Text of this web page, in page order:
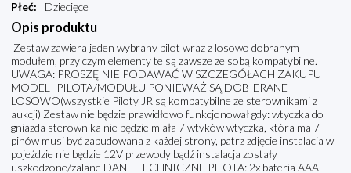
Płeć: Dziecięce
Opis produktu
Zestaw zawiera jeden wybrany pilot wraz z losowo dobranym
modułem, przy czym elementy te są zawsze ze sobą kompatybilne.
UWAGA: PROSZĘ NIE PODAWAĆ W SZCZEGÓŁACH ZAKUPU
MODELI PILOTA/MODUŁU PONIEWAŻ SĄ DOBIERANE
LOSOWO(wszystkie Piloty JR są kompatybilne ze sterownikami z
aukcji) Zestaw nie będzie prawidłowo funkcjonował gdy: wtyczka do
gniazda sterownika nie będzie miała 7 wtyków wtyczka, która ma 7
pinów musi być zabudowana z każdej strony, patrz zdjęcie instalacja w
pojeździe nie będzie 12V przewody bądź instalacja zostały
uszkodzone/zalane DANE TECHNICZNE PILOTA: 2x bateria AAA